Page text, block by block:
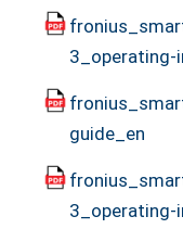
guide_en